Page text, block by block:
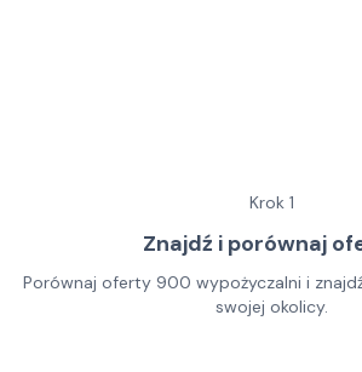
Krok 1
Znajdź i porównaj
Porównaj oferty 900 wypożyczalni i
swojej okolicy.